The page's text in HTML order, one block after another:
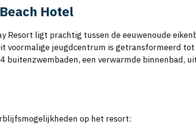
Hotel
Resort ligt prachtig tussen de eeuwenoude
voormalige jeugdcentrum is getransformeerd
buitenzwembaden, een verwarmde binnenbad,
op het resort: